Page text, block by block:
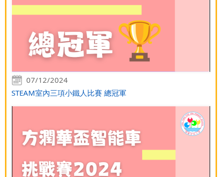
07/12/2024
STEAM室內三項小鐵人比賽 總冠軍